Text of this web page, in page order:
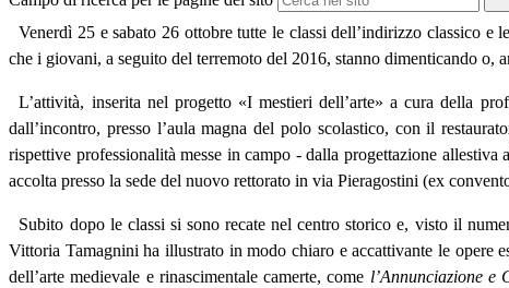
Venerdì 25 e sabato 26 ottobre tutte le classi dell’indirizzo classico
che i giovani, a seguito del terremoto del 2016, stanno dimenticando
L’attività, inserita nel progetto «I mestieri dell’arte» a cura della
dall’incontro, presso l’aula magna del polo scolastico, con il
rispettive professionalità messe in campo - dalla progettazione
accolta presso la sede del nuovo rettorato in via Pieragostini (ex
Subito dopo le classi si sono recate nel centro storico e, visto il
Vittoria Tamagnini ha illustrato in modo chiaro e accattivante le opere
dell’arte medievale e rinascimentale camerte, come l’Annunciazione e